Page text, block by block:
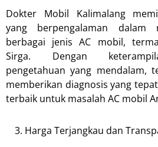
Dokter Mobil Kalimalang
yang berpengalaman dalam
berbagai jenis AC mobil,
Sirga. Dengan
pengetahuan yang mendalam,
memberikan diagnosis yang
terbaik untuk masalah AC mobil
Harga Terjangkau dan